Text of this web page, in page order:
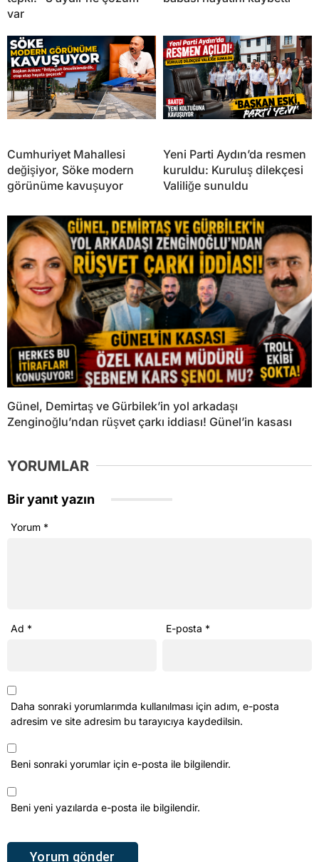
var
Cumhuriyet Mahallesi
değişiyor, Söke modern
görünüme kavuşuyor
Yeni Parti Aydın’da resmen
kuruldu: Kuruluş dilekçesi
Valiliğe sunuldu
Günel, Demirtaş ve Gürbilek’in yol arkadaşı
Zenginoğlu’ndan rüşvet çarkı iddiası! Günel’in kasası
YORUMLAR
Bir yanıt yazın
Yorum *
Ad * E-posta *
Daha sonraki yorumlarımda kullanılması için adım, e-posta
adresim ve site adresim bu tarayıcıya kaydedilsin.
Beni sonraki yorumlar için e-posta ile bilgilendir.
Beni yeni yazılarda e-posta ile bilgilendir.